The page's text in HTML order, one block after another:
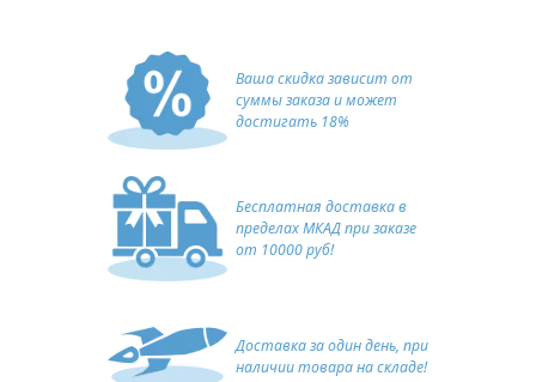
Ваша скидка зависит от
суммы заказа и может
достигать 18%
Бесплатная доставка в
пределах МКАД при заказе
от 10000 руб!
Доставка за один день, при
наличии товара на складе!